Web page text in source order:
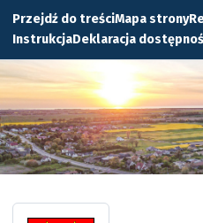
Przejdź do treściMapa strony
InstrukcjaDeklaracja